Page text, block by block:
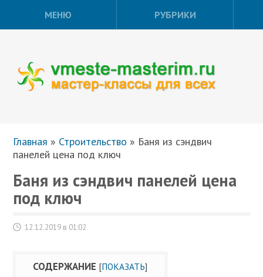
МЕНЮ РУБРИКИ
Главная » Строительство » Баня из сэндвич
панелей цена под ключ
Баня из сэндвич панелей цена
под ключ
12.12.2019 в 01:02
СОДЕРЖАНИЕ [ПОКАЗАТЬ]